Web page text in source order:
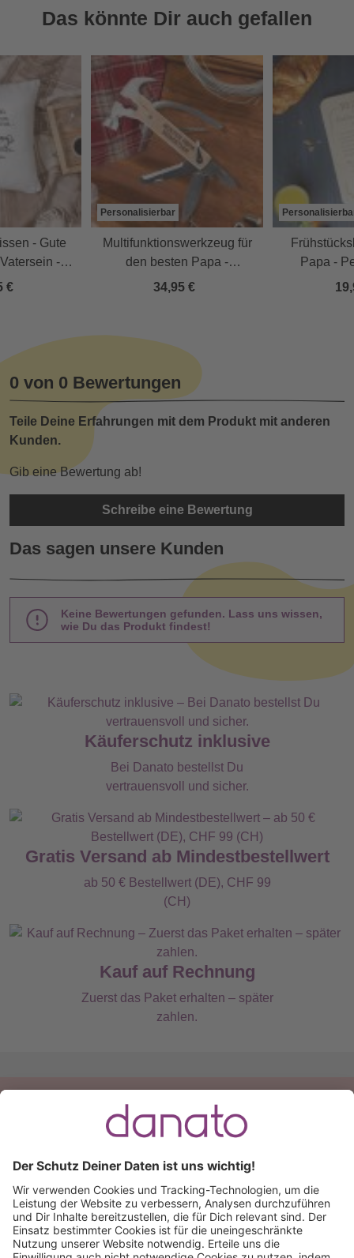
Das könnte Dir auch gefallen
- Gute
-
€
Personalisierbar
Multifunktionswerkzeug für
den besten Papa -
Personalisiert
34,95 €
Papa -
0 von 0 Bewertungen
Teile Deine Erfahrungen mit dem Produkt mit anderen
Kunden.
Gib eine Bewertung ab!
Schreibe eine Bewertung
Das sagen unsere Kunden
Keine Bewertungen gefunden. Lass uns wissen,
wie Du das Produkt findest!
Käuferschutz inklusive
Bei Danato bestellst Du
vertrauensvoll und sicher.
Gratis Versand ab Mindestbestellwert
ab 50 € Bestellwert (DE), CHF 99
(CH)
Kauf auf Rechnung
Zuerst das Paket erhalten – später
zahlen.
Du hast eine Frage?
+49 (0) 511 51 56 0300
schreib uns eineE-Mail
Käuferschutz inklusive Kauf auf Rechnung